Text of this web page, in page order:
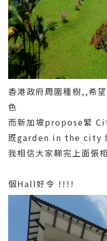
香港政府周圍種樹,,希
色
而新加坡propose緊
既garden in the city
我相信大家睇完上面張
個Hall好令 !!!!